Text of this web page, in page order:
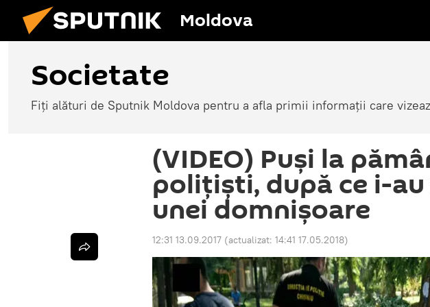
Moldova
Societate
Fiți alături de Sputnik Moldova pentru a afla primii informații care
(VIDEO) Puși la
polițiști, după ce i-
unei domnișoare
12:31 13.09.2017 (actualizat: 14:41 17.05.2018)